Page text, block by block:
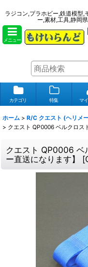
ラジコン,プラホビー,鉄道模型,
ー,素材,工具,静岡
メニュー
カテゴリ 特集 マ
ホーム > R/C クエスト (ヘリメ
> クエスト QP0006 ベルクロス
クエスト QP0006 ベ
ー直送になります】 [